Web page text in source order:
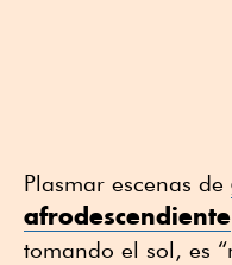
Plasmar escenas de
afrodescendiente
tomando el sol, es